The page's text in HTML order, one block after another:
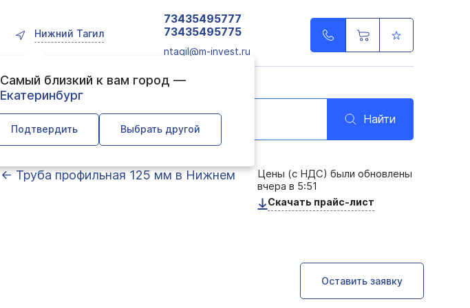
Нижний Тагил
Самый близкий к вам город —
Екатеринбург
Подтвердить Выбрать другой
73435495777
73435495775
ntagil@m-invest.ru
Найти
← Труба профильная 125 мм в Нижнем
Цены (с НДС) были обновлены
вчера в 5:51
Скачать прайс-лист
Оставить заявку